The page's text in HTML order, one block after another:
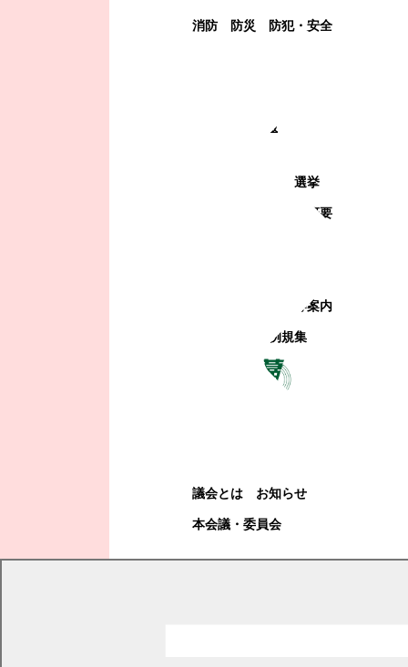
消防 防災 防犯・安全
町政情報
選挙
町の概要
観光地・公共施設等案内
電子掲示場・例規集
議会とは
お知らせ
本会議・委員会